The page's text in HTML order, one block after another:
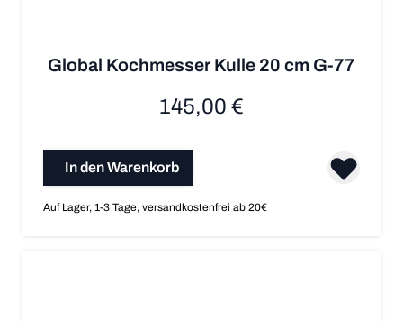
Global Kochmesser Kulle 20 cm G-77
145,00 €
In den Warenkorb
Auf Lager, 1-3 Tage, versandkostenfrei ab 20€